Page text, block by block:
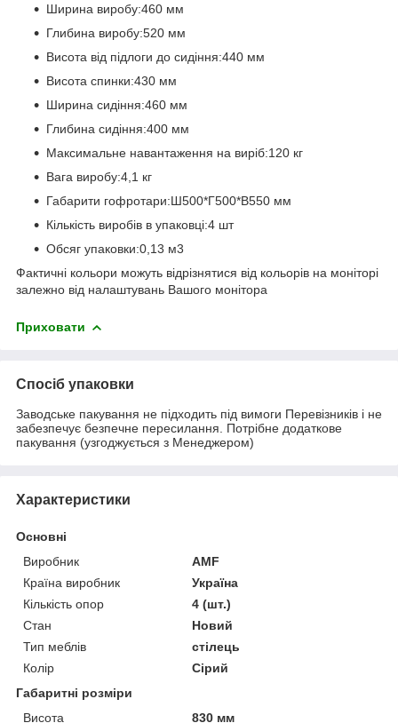
Ширина виробу:460 мм
Глибина виробу:520 мм
Висота від підлоги до сидіння:440 мм
Висота спинки:430 мм
Ширина сидіння:460 мм
Глибина сидіння:400 мм
Максимальне навантаження на виріб:120 кг
Вага виробу:4,1 кг
Габарити гофротари:Ш500*Г500*В550 мм
Кількість виробів в упаковці:4 шт
Обсяг упаковки:0,13 м3
Фактичні кольори можуть відрізнятися від кольорів на моніторі
залежно від налаштувань Вашого монітора
Приховати
Спосіб упаковки
Заводське пакування не підходить під вимоги Перевізників і не
забезпечує безпечне пересилання. Потрібне додаткове
пакування (узгоджується з Менеджером)
Характеристики
Основні
Виробник
AMF
Країна виробник
Україна
Кількість опор
4 (шт.)
Стан
Новий
Тип меблів
стілець
Колір
Сірий
Габаритні розміри
Висота
830 мм